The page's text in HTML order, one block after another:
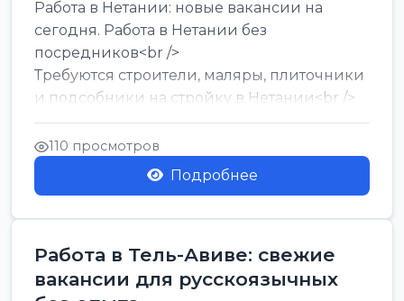
Работа в Нетании: новые вакансии на
сегодня. Работа в Нетании без
посредников<br />
Требуются строители, маляры, плиточники
и подсобники на стройку в Нетании<br />
Срочно требуются горничные, уборщи...
110 просмотров
Подробнее
Работа в Тель-Авиве: свежие
вакансии для русскоязычных